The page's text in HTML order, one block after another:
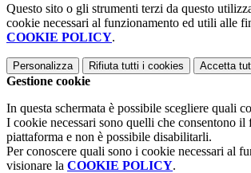
Questo sito o gli strumenti terzi da questo
cookie necessari al funzionamento ed utili alle
COOKIE POLICY.
Personalizza Rifiuta tutti i cookies Accetta
Gestione cookie
In questa schermata è possibile scegliere quali
I cookie necessari sono quelli che consentono il
piattaforma e non è possibile disabilitarli.
Per conoscere quali sono i cookie necessari al
visionare la COOKIE POLICY.